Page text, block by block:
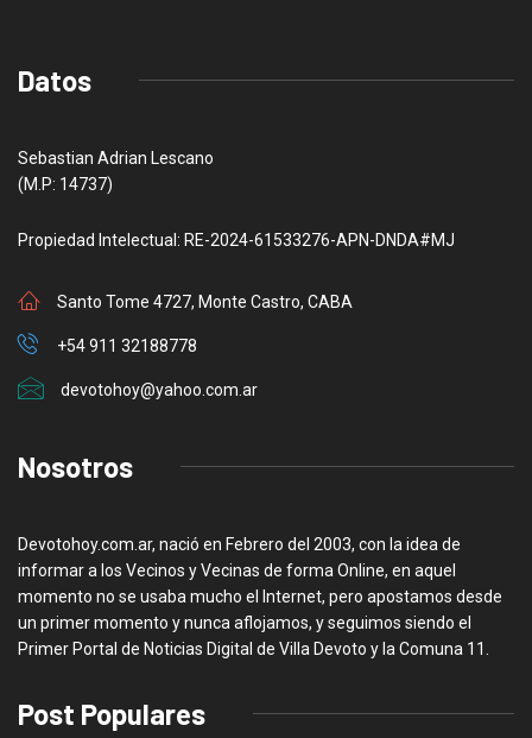
Datos
Sebastian Adrian Lescano
(M.P: 14737)
Propiedad Intelectual: RE-2024-61533276-APN-DNDA#MJ
Santo Tome 4727, Monte Castro, CABA
+54 911 32188778
devotohoy@yahoo.com.ar
Nosotros
Devotohoy.com.ar, nació en Febrero del 2003, con la idea de
informar a los Vecinos y Vecinas de forma Online, en aquel
momento no se usaba mucho el Internet, pero apostamos desde
un primer momento y nunca aflojamos, y seguimos siendo el
Primer Portal de Noticias Digital de Villa Devoto y la Comuna 11.
Post Populares